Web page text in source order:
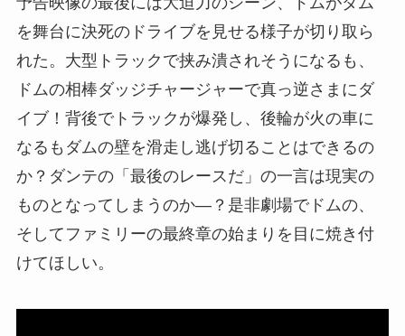
を舞台に決死のドライブを見せる様子が切り取ら
れた。大型トラックで挟み潰されそうになるも、
ドムの相棒ダッジチャージャーで真っ逆さまにダ
イブ！背後でトラックが爆発し、後輪が火の車に
なるもダムの壁を滑走し逃げ切ることはできるの
か？ダンテの「最後のレースだ」の一言は現実の
ものとなってしまうのか―？是非劇場でドムの、
そしてファミリーの最終章の始まりを目に焼き付
けてほしい。